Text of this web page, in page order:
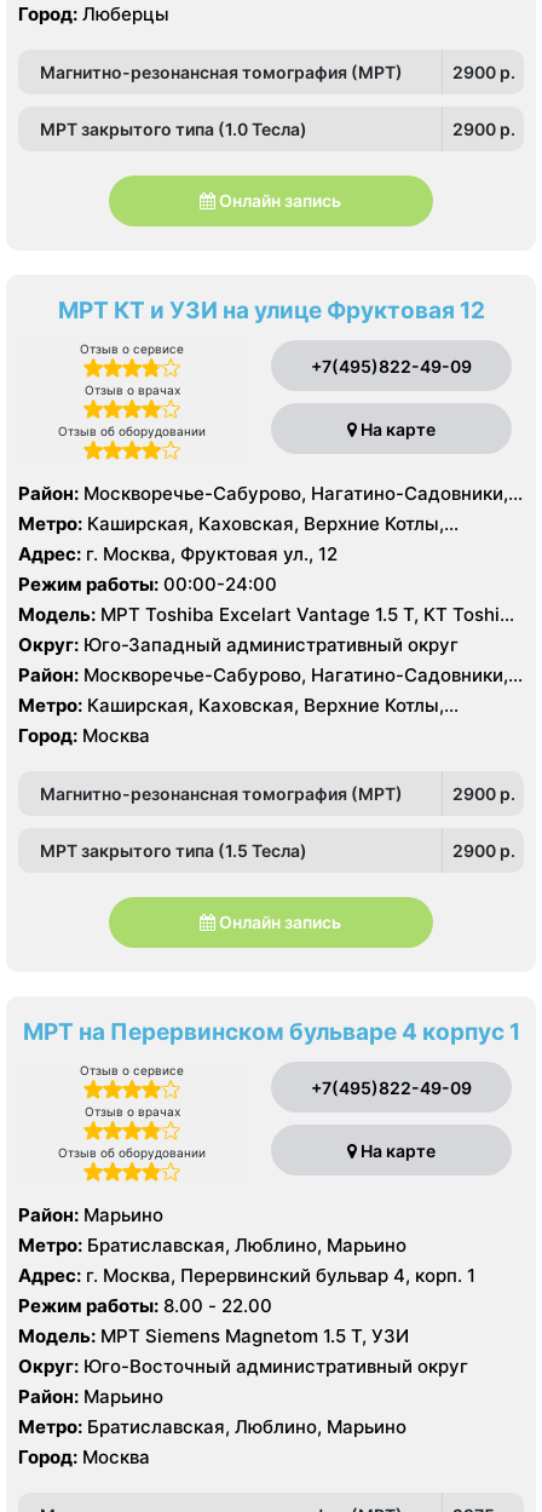
Город: Люберцы
Магнитно-резонансная томография (МРТ) 2900 p.
МРТ закрытого типа (1.0 Тесла) 2900 p.
Онлайн запись
МРТ КТ и УЗИ на улице Фруктовая 12
Отзыв о сервисе
Отзыв о врачах
Отзыв об оборудовании
+7(495)822-49-09
На карте
Район: Москворечье-Сабурово, Нагатино-Садовники,
Нагатинский Затон, Нагорный , Царицыно, Северное
Чертаново, Центральное Чертаново, Южное Чертаново
, Зюзино, Черёмушки
Метро: Каширская, Каховская, Верхние Котлы,
Варшавская, Академическая, Крымская, Нагатинская,
Нагорная, Нахимовский проспект, Профсоюзная,
Севастопольская, Чертановская
Адрес: г. Москва, Фруктовая ул., 12
Режим работы: 00:00-24:00
Модель: МРТ Toshiba Excelart Vantage 1.5 Т, КТ Toshiba
Aquilion 32 среза, УЗИ Toshiba Aplio 500, Medison
Sonoace X8
Округ: Юго-Западный административный округ
Район: Москворечье-Сабурово, Нагатино-Садовники,
Нагатинский Затон, Нагорный , Царицыно, Северное
Чертаново, Центральное Чертаново, Южное Чертаново
, Зюзино, Черёмушки
Метро: Каширская, Каховская, Верхние Котлы,
Варшавская, Академическая, Крымская, Нагатинская,
Нагорная, Нахимовский проспект, Профсоюзная,
Город: Москва
Магнитно-резонансная томография (МРТ) 2900 p.
МРТ закрытого типа (1.5 Тесла) 2900 p.
Онлайн запись
МРТ на Перервинском бульваре 4 корпус 1
Отзыв о сервисе
Отзыв о врачах
Отзыв об оборудовании
+7(495)822-49-09
На карте
Район: Марьино
Метро: Братиславская, Люблино, Марьино
Адрес: г. Москва, Перервинский бульвар 4, корп. 1
Режим работы: 8.00 - 22.00
Модель: МРТ Siemens Magnetom 1.5 Т, УЗИ
Округ: Юго-Восточный административный округ
Район: Марьино
Метро: Братиславская, Люблино, Марьино
Город: Москва